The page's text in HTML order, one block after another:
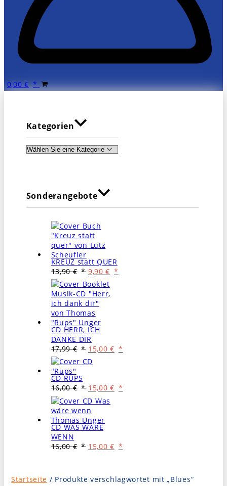
0,00€
Kategorien
Sonderangebote
KREUZ statt QUER
13,90€
Ursprünglicher
Preis
war:
13,90 €
9,90€
CD HERR, ICH
DANKE DIR
17,99€
Ursprünglicher
Preis
war:
15,00€
CD RUPS
16,00€
Ursprünglicher
Preis
war:
16,00 €
15,00€
CD WAS WÄRE
WENN
16,00€
Ursprünglicher
16,00 €
15,00€
Startseite / Produkte verschlagwortet mit „Blues“